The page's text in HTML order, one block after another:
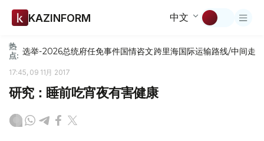
KAZINFORM 中文
热
点: 选举-2026总统府任免事件国情咨文跨里海国际运输路线/中间走廊
17:45, 09 11月 2017
研究：睡前吃宵夜有害健康